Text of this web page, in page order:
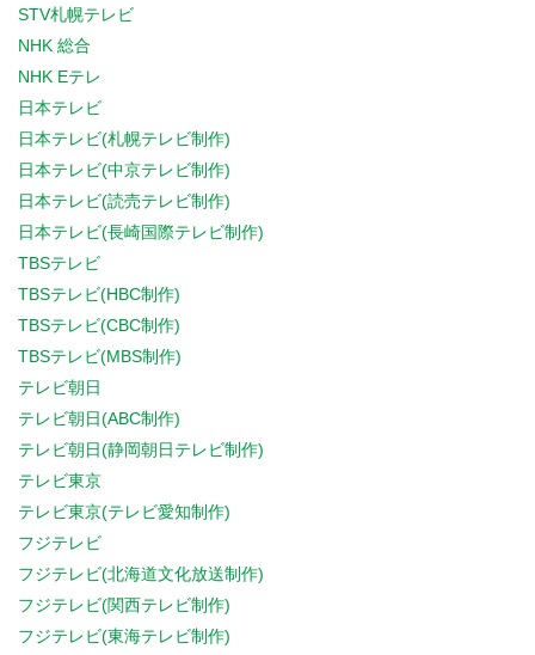
STV札幌テレビ
NHK 総合
NHK Eテレ
日本テレビ
日本テレビ(札幌テレビ制作)
日本テレビ(中京テレビ制作)
日本テレビ(読売テレビ制作)
日本テレビ(長崎国際テレビ制作)
TBSテレビ
TBSテレビ(HBC制作)
TBSテレビ(CBC制作)
TBSテレビ(MBS制作)
テレビ朝日
テレビ朝日(ABC制作)
テレビ朝日(静岡朝日テレビ制作)
テレビ東京
テレビ東京(テレビ愛知制作)
フジテレビ
フジテレビ(北海道文化放送制作)
フジテレビ(関西テレビ制作)
フジテレビ(東海テレビ制作)